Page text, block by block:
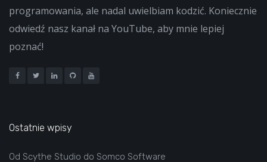
programowania, ale nadal uwielbiam kodzić. Koniecznie
odwiedź nasz kanał na YouTube, aby mnie lepiej
poznać!
Ostatnie wpisy
Od Scythe Studio do Somco Software